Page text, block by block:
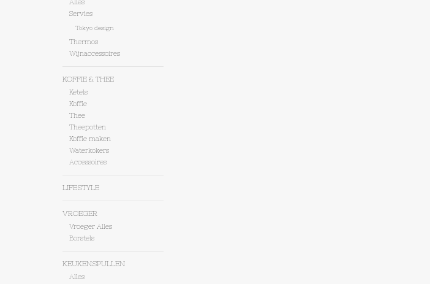
Alles
Servies
Tokyo design
Thermos
Wijnaccessoires
KOFFIE & THEE
Ketels
Koffie
Thee
Theepotten
Koffie maken
Waterkokers
Accessoires
LIFESTYLE
VROEGER
Vroeger Alles
Borstels
KEUKENSPULLEN
Alles